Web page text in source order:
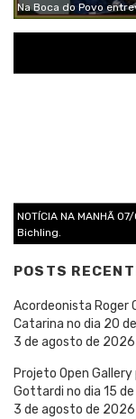
Na Boca do Povo
NOTÍCIA NA MANHÃ
Bichling.
POSTS
Acordeonista Roger
Catarina no dia 20
3 de agosto de 2026
Projeto Open
Gottardi no dia 15
3 de agosto de 2026